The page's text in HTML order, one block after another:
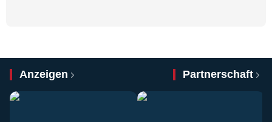
Anzeigen Partnerschaft